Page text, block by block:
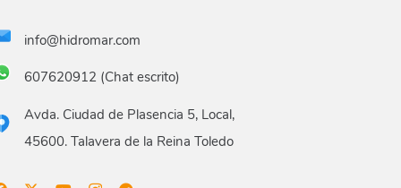
info@hidromar.com
607620912 (Chat escrito)
Avda. Ciudad de Plasencia 5, Local,
45600. Talavera de la Reina Toledo